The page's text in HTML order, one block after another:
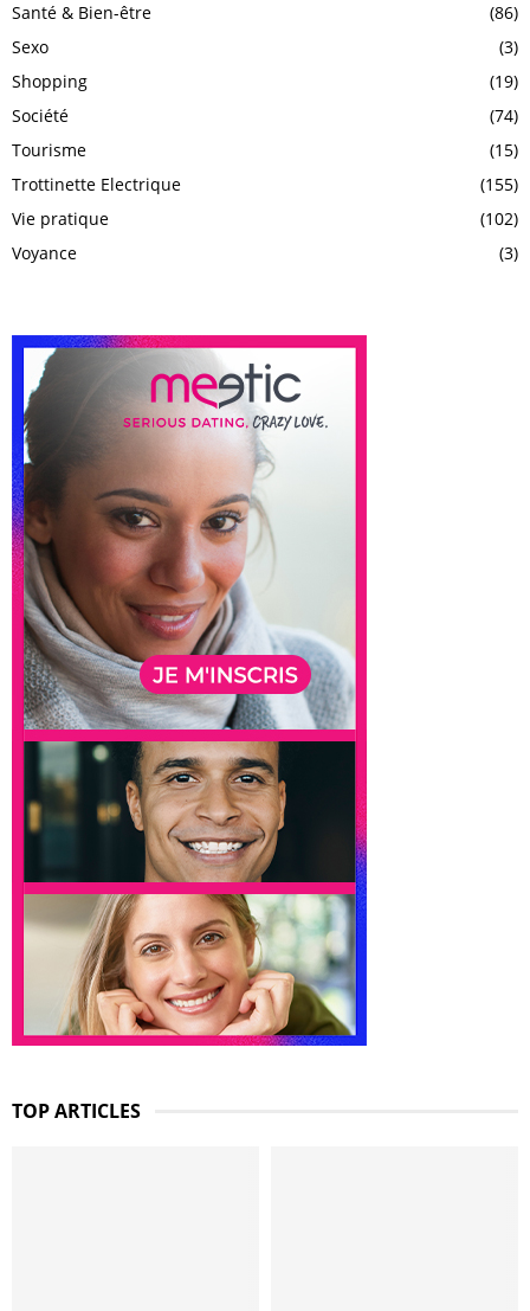
Santé & Bien-être
(86)
Sexo
(3)
Shopping
(19)
Société
(74)
Tourisme
(15)
Trottinette Electrique
(155)
Vie pratique
(102)
Voyance
(3)
TOP ARTICLES